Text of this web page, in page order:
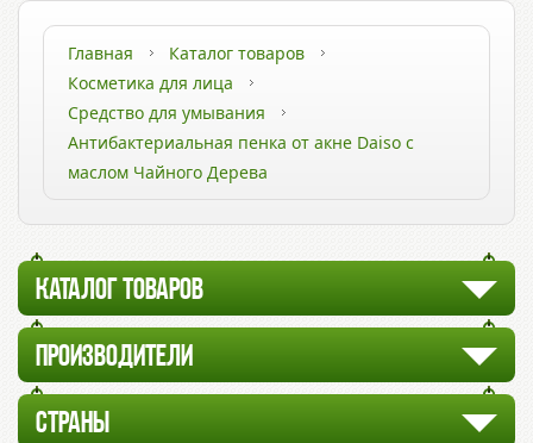
Главная
Каталог товаров
Косметика для лица
Средство для умывания
Антибактериальная пенка от акне Daiso с
маслом Чайного Дерева
КАТАЛОГ ТОВАРОВ
ПРОИЗВОДИТЕЛИ
СТРАНЫ